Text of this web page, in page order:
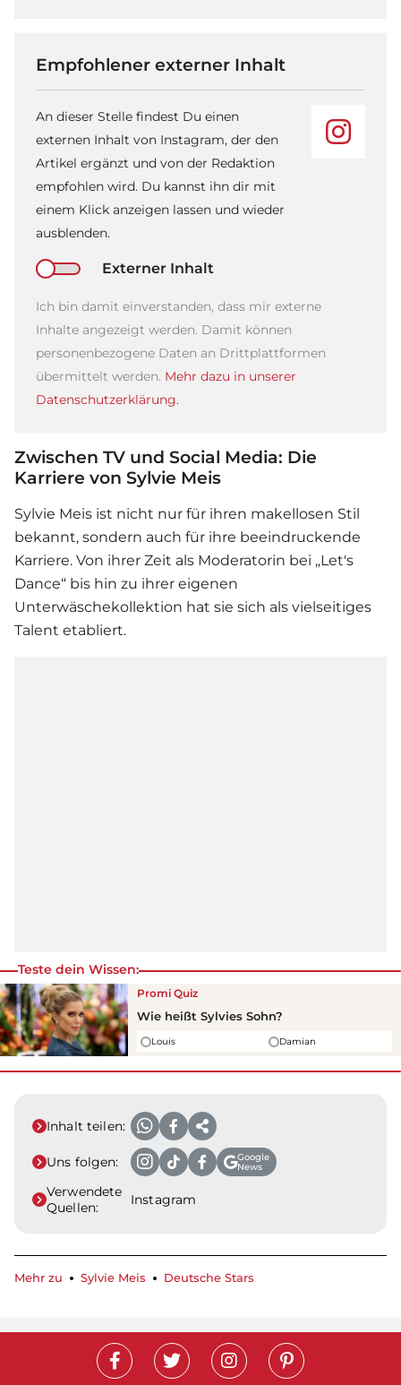
Empfohlener externer Inhalt
An dieser Stelle findest Du einen
externen Inhalt von Instagram, der den
Artikel ergänzt und von der Redaktion
empfohlen wird. Du kannst ihn dir mit
einem Klick anzeigen lassen und wieder
ausblenden.
Externer Inhalt
Ich bin damit einverstanden, dass mir externe
Inhalte angezeigt werden. Damit können
personenbezogene Daten an Drittplattformen
übermittelt werden. Mehr dazu in unserer
Datenschutzerklärung.
Zwischen TV und Social Media: Die
Karriere von Sylvie Meis
Sylvie Meis ist nicht nur für ihren makellosen Stil
bekannt, sondern auch für ihre beeindruckende
Karriere. Von ihrer Zeit als Moderatorin bei „Let's
Dance“ bis hin zu ihrer eigenen
Unterwäschekollektion hat sie sich als vielseitiges
Talent etabliert.
Teste dein Wissen:
Promi Quiz
Wie heißt Sylvies Sohn?
Louis Damian
Inhalt teilen:
Uns folgen:
Google
News
Verwendete
Quellen:
Instagram
Mehr zu Sylvie Meis Deutsche Stars